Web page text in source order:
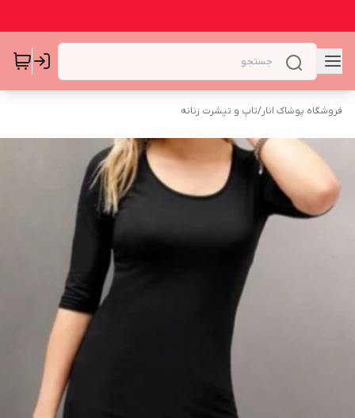
فروشگاه پوشاک انار/تاپ و تیشرت زنانه